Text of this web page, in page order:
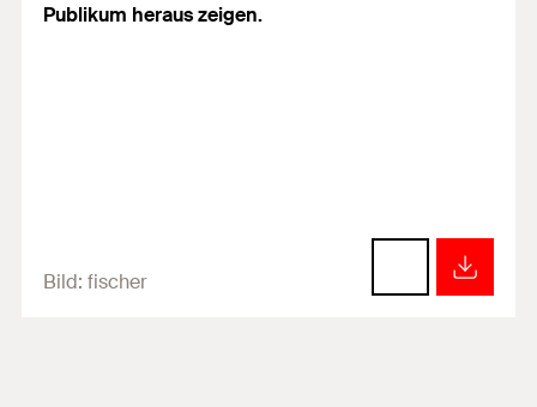
Publikum heraus zeigen.
Bild: fischer